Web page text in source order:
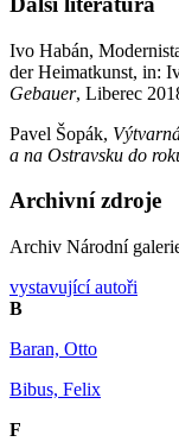
Ivo Habán,
der Heimatkunst, in:
Gebauer, Liberec
Pavel Šopák,
a na Ostravsku do
Archivní zdroje
Archiv Národní
vystavující autoři
B
Baran, Otto
Bibus, Felix
F